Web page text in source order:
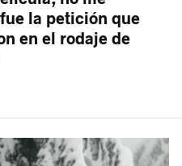
la petición que
en el rodaje de